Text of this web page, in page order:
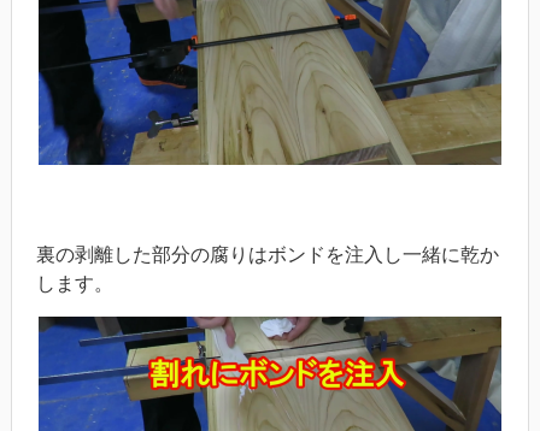
裏の剥離した部分の腐りはボンドを注入し一緒に乾か
します。